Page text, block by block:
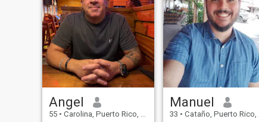
Angel
55 • Carolina, Puerto Rico, Puerto Rico
Manuel
33 • Cataño, Puerto Rico, Puerto Rico